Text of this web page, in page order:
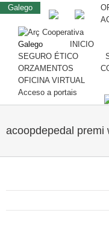
Galego
Galego INICIO
SEGURO ÉTICO
ORZAMENTOS
OFICINA VIRTUAL
Acceso a portais
acoopdepedal premi